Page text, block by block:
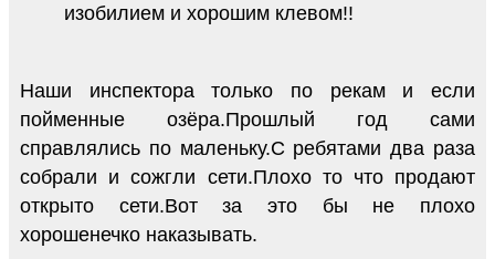
изобилием и хорошим клевом!!
Наши инспектора только по рекам и если
пойменные озёра.Прошлый год сами
справлялись по маленьку.С ребятами два раза
собрали и сожгли сети.Плохо то что продают
открыто сети.Вот за это бы не плохо
хорошенечко наказывать.